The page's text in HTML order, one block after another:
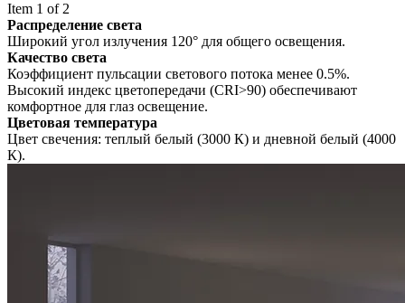
Item 1 of 2
Распределение света
Широкий угол излучения 120° для общего освещения.
Качество света
Коэффициент пульсации светового потока менее 0.5%.
Высокий индекс цветопередачи (CRI>90) обеспечивают
комфортное для глаз освещение.
Цветовая температура
Цвет свечения: теплый белый (3000 К) и дневной белый (4000
К).